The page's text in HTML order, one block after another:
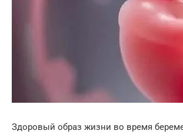
Здоровый образ жизни во время